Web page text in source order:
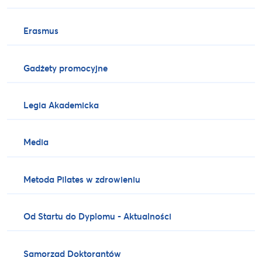
Erasmus
Gadżety promocyjne
Legia Akademicka
Media
Metoda Pilates w zdrowieniu
Od Startu do Dyplomu - Aktualności
Samorząd Doktorantów